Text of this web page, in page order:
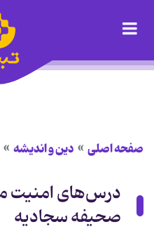
صفحه اصلی دین و اندیشه
صحیفه سجادیه